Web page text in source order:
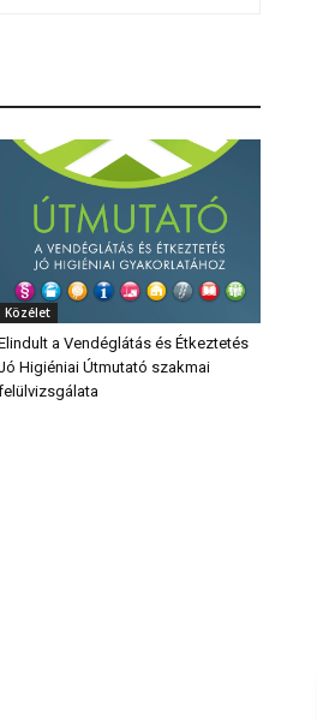
Közélet
a Vendéglátás és Étkeztetés
Higiéniai Útmutató szakmai